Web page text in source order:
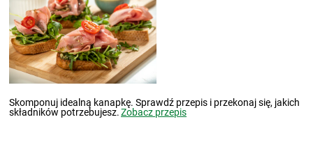
Skomponuj idealną kanapkę. Sprawdź przepis i przekonaj się, jakich
składników potrzebujesz.Zobacz przepis